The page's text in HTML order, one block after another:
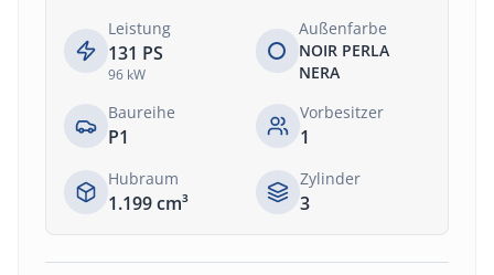
Leistung
131 PS
96 kW
Außenfarbe
NOIR PERLA
NERA
Baureihe
P1
Vorbesitzer
1
Hubraum
1.199cm³
Zylinder
3